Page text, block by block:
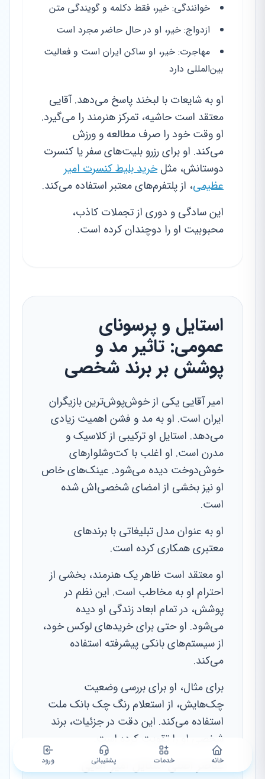
خوانندگی: خیر، فقط دکلمه و گویندگی متن
ازدواج: خیر، او در حال حاضر مجرد است
مهاجرت: خیر، او ساکن ایران است و فعالیت
بین‌المللی دارد
او به شایعات با لبخند پاسخ می‌دهد. آقایی
معتقد است حاشیه، تمرکز هنرمند را می‌گیرد.
او وقت خود را صرف مطالعه و ورزش
می‌کند. او برای رزرو بلیت‌های سفر یا کنسرت
دوستانش، مثلخرید بلیط کنسرت امیر
عظیمی، از پلتفرم‌های معتبر استفاده می‌کند.
این سادگی و دوری از تجملات کاذب،
محبوبیت او را دوچندان کرده است.
استایل و پرسونای
عمومی: تاثیر مد و
پوشش بر برند شخصی
امیر آقایی یکی از خوش‌پوش‌ترین بازیگران
ایران است. او به مد و فشن اهمیت زیادی
می‌دهد. استایل او ترکیبی از کلاسیک و
مدرن است. او اغلب با کت‌وشلوارهای
خوش‌دوخت دیده می‌شود. عینک‌های خاص
او نیز بخشی از امضای شخصی‌اش شده
است.
او به عنوان مدل تبلیغاتی با برندهای
معتبری همکاری کرده است.
او معتقد است ظاهر یک هنرمند، بخشی از
احترام او به مخاطب است. این نظم در
پوشش، در تمام ابعاد زندگی او دیده
می‌شود. او حتی برای خریدهای لوکس خود،
از سیستم‌های بانکی پیشرفته استفاده
می‌کند.
برای مثال، او برای بررسی وضعیت
چک‌هایش، از استعلام رنگ چک بانک ملت
استفاده می‌کند. این دقت در جزئیات، برند
شخصی او را تقویت کرده است.
عناصر اصلی استایل امیر آقایی
خانه خدمات پشتیبانی ورود